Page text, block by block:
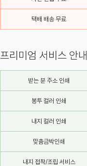
택배 배송 무료
프리미엄 서비스 안내
받는 분 주소 인쇄
봉투 컬러 인쇄
내지 컬러 인쇄
맞춤금박인쇄
내지 접착/조립 서비스